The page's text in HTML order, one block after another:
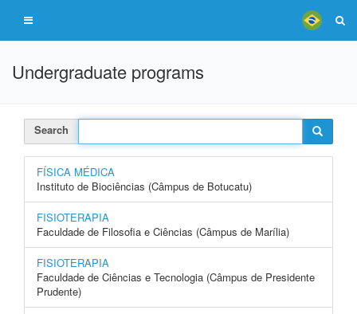
Undergraduate programs
Search
FÍSICA MÉDICA
Instituto de Biociências (Câmpus de Botucatu)
FISIOTERAPIA
Faculdade de Filosofia e Ciências (Câmpus de Marília)
FISIOTERAPIA
Faculdade de Ciências e Tecnologia (Câmpus de Presidente
Prudente)